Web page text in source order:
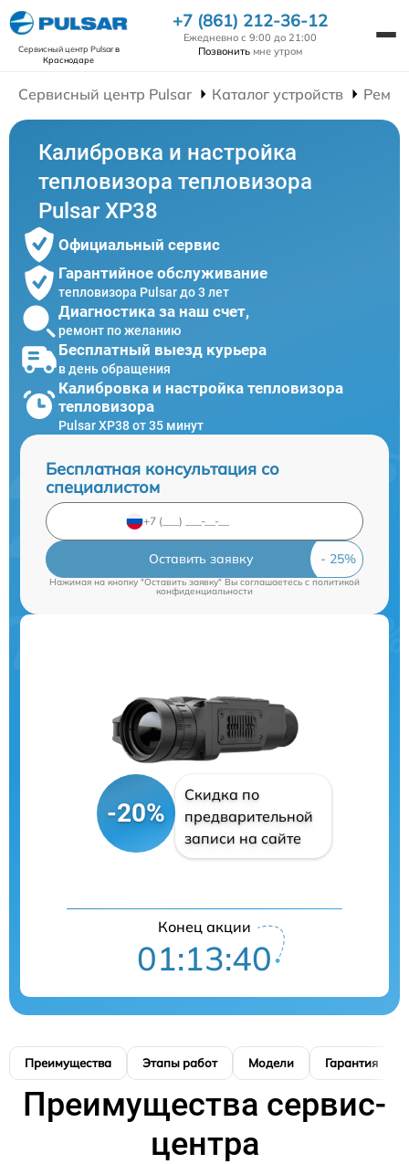
Сервисный центр Pulsarв
Краснодаре
+7 (861) 212-36-12
Ежедневно с 9:00 до 21:00
Позвонить мне утром
Сервисный центр Pulsar Каталог устройств
Калибровка и настройка
тепловизора тепловизора
Pulsar XP38
Официальный сервис
Гарантийное обслуживание
тепловизора Pulsar до 3 лет
Диагностика за наш счет,
ремонт по желанию
Бесплатный выезд курьера
в день обращения
Калибровка и настройка тепловизора
тепловизора
Pulsar XP38 от 35 минут
Бесплатная консультация со
специалистом
Оставить заявку
Нажимая на кнопку "Оставить заявку" Вы соглашаетесь cполитикой
конфиденциальности
-20%
Скидка по
предварительной
записи на сайте
Конец акции
01:13:39
Преимущества Этапы работ Модели Гарантия
Преимущества сервис-
центра